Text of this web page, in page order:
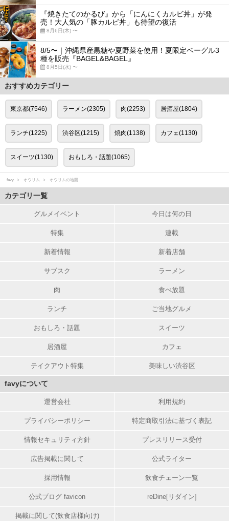
『焼きたてのかるび』から「にんにくカルビ丼」が発
売！大人気の「豚カルビ丼」も待望の復活
8月6日(木) 〜
8/5〜｜沖縄県産黒糖や夏野菜を使用！夏限定ベーグル3
種を販売『BAGEL&BAGEL』
8月5日(水) 〜
おすすめカテゴリー
東京都(7546) ラーメン(2305) 肉(2253) 居酒屋(1804)
ランチ(1225) 渋谷区(1215) 焼肉(1138) カフェ(1130)
スイーツ(1130) おもしろ・話題(1065)
favy オウリム オウリムの地図
カテゴリ一覧
グルメイベント 今日は何の日
特集 連載
新着情報 新着店舗
サブスク ラーメン
肉 食べ放題
ランチ ご当地グルメ
おもしろ・話題 スイーツ
居酒屋 カフェ
テイクアウト特集 美味しい渋谷区
favyについて
運営会社 利用規約
プライバシーポリシー 特定商取引法に基づく表記
情報セキュリティ方針 プレスリリース受付
広告掲載に関して 公式ライター
採用情報 飲食チェーン一覧
公式ブログ favicon reDine[リダイン]
掲載に関して(飲食店様向け)